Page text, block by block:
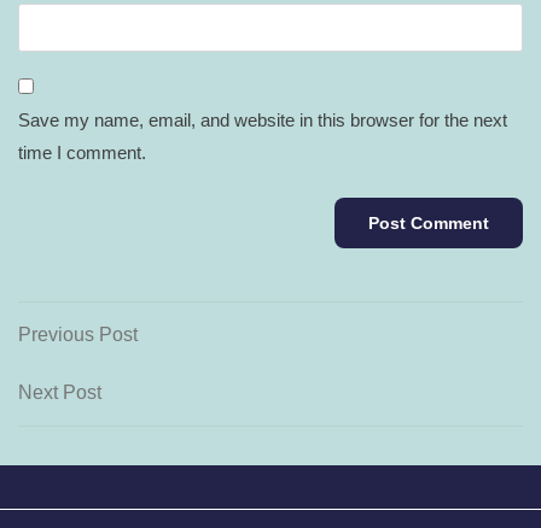
Save my name, email, and website in this browser for the next
time I comment.
Post
navigation
Previous
Previous Post
Next
Next Post